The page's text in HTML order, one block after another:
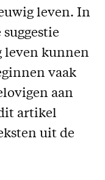
leven. In
leven kunnen
vaak
aan
artikel
uit de